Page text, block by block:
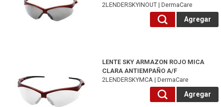
2LENDERSKYINOUT | DermaCare
Agregar
LENTE SKY ARMAZON ROJO MICA
CLARA ANTIEMPAÑO A/F
2LENDERSKYMCA | DermaCare
Agregar